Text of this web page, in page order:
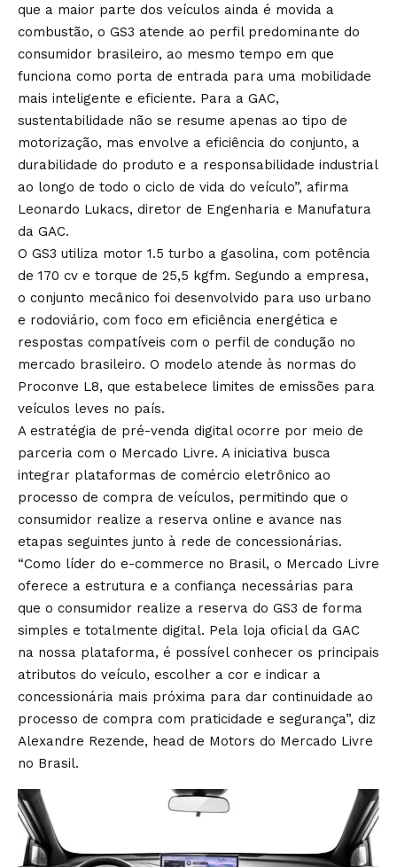
que a maior parte dos veículos ainda é movida a
combustão, o GS3 atende ao perfil predominante do
consumidor brasileiro, ao mesmo tempo em que
funciona como porta de entrada para uma mobilidade
mais inteligente e eficiente. Para a GAC,
sustentabilidade não se resume apenas ao tipo de
motorização, mas envolve a eficiência do conjunto, a
durabilidade do produto e a responsabilidade industrial
ao longo de todo o ciclo de vida do veículo”, afirma
Leonardo Lukacs, diretor de Engenharia e Manufatura
da GAC.
O GS3 utiliza motor 1.5 turbo a gasolina, com potência
de 170 cv e torque de 25,5 kgfm. Segundo a empresa,
o conjunto mecânico foi desenvolvido para uso urbano
e rodoviário, com foco em eficiência energética e
respostas compatíveis com o perfil de condução no
mercado brasileiro. O modelo atende às normas do
Proconve L8, que estabelece limites de emissões para
veículos leves no país.
A estratégia de pré-venda digital ocorre por meio de
parceria com o Mercado Livre. A iniciativa busca
integrar plataformas de comércio eletrônico ao
processo de compra de veículos, permitindo que o
consumidor realize a reserva online e avance nas
etapas seguintes junto à rede de concessionárias.
“Como líder do e-commerce no Brasil, o Mercado Livre
oferece a estrutura e a confiança necessárias para
que o consumidor realize a reserva do GS3 de forma
simples e totalmente digital. Pela loja oficial da GAC
na nossa plataforma, é possível conhecer os principais
atributos do veículo, escolher a cor e indicar a
concessionária mais próxima para dar continuidade ao
processo de compra com praticidade e segurança”, diz
Alexandre Rezende, head de Motors do Mercado Livre
no Brasil.